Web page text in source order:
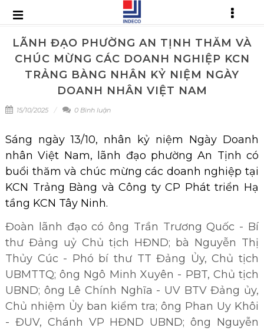
LÃNH ĐẠO PHƯỜNG AN TỊNH THĂM VÀ
CHÚC MỪNG CÁC DOANH NGHIỆP KCN
TRẢNG BÀNG NHÂN KỶ NIỆM NGÀY
DOANH NHÂN VIỆT NAM
15/10/2025 0 Bình luận
Sáng ngày 13/10, nhân kỷ niệm Ngày Doanh
nhân Việt Nam, lãnh đạo phường An Tịnh có
buổi thăm và chúc mừng các doanh nghiệp tại
KCN Trảng Bàng và Công ty CP Phát triển Hạ
tầng KCN Tây Ninh.
Đoàn lãnh đạo có ông Trần Trương Quốc - Bí
thư Đảng uỷ Chủ tịch HĐND; bà Nguyễn Thị
Thủy Cúc - Phó bí thư TT Đảng Ủy, Chủ tịch
UBMTTQ; ông Ngô Minh Xuyên - PBT, Chủ tịch
UBND; ông Lê Chính Nghĩa - UV BTV Đảng ủy,
Chủ nhiệm Ủy ban kiểm tra; ông Phan Uy Khôi
- ĐUV, Chánh VP HĐND UBND; ông Nguyễn